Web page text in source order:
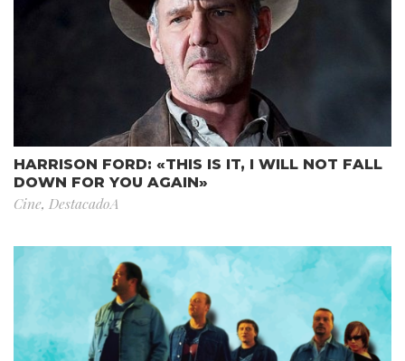
HARRISON FORD: «THIS IS IT, I WILL NOT FALL
DOWN FOR YOU AGAIN»
Cine, DestacadoA